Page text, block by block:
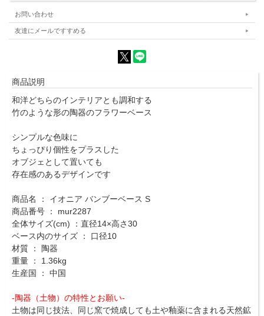
お問い合わせ
友達にメールですすめる
商品説明
和洋どちらのインテリアとも調和する
竹のような形の陶器のフラワーベース
シンプルな色味に
ちょっぴり個性をプラスした
オブジェとして置いても
存在感のあるデザインです
商品名 ： イオニア バンブーベース S
商品番号 ： mur2287
全体サイズ(cm) ：直径14×高さ30
ベース内のサイズ ： 口径10
材質 ： 陶器
重量 ： 1.36kg
生産国 ： 中国
-陶器（土物）の特性とお願い-
土物は同じ技法、同じ窯で焼成しても土や釉薬に含まれる天然鉱